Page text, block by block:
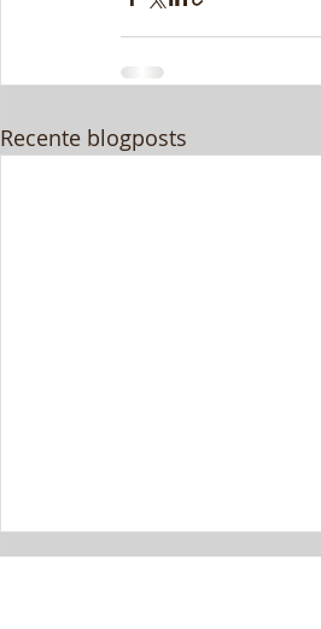
Recente blogposts